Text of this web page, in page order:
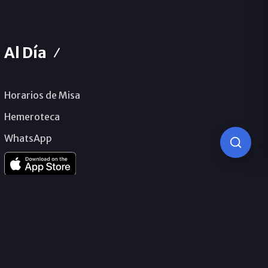
Al Día
Horarios de Misa
Hemeroteca
WhatsApp